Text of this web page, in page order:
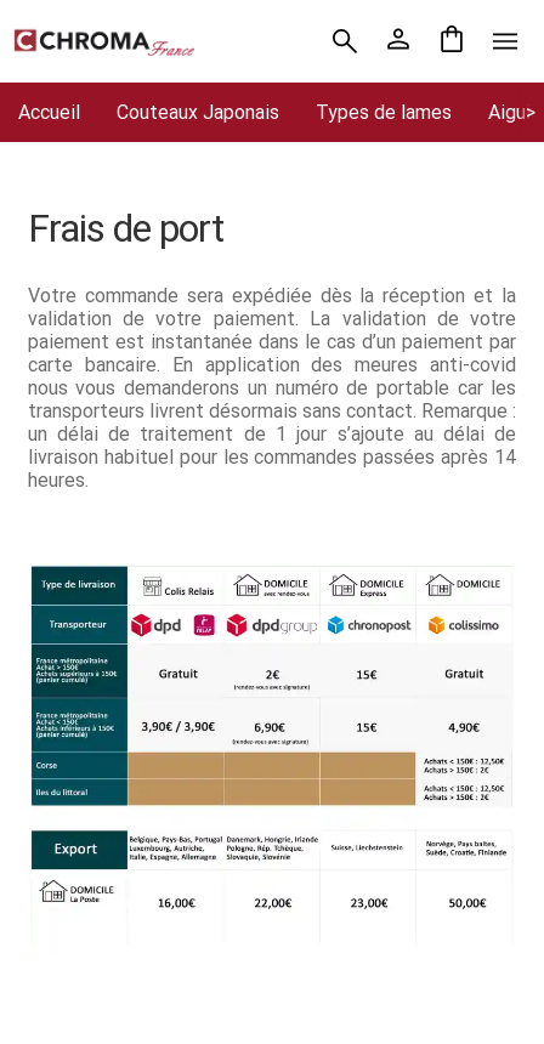
Aller
navigation
Aller
Accueil Couteaux Japonais Types de lames
Chroma France
Commande
Conditions Générales de Vente
Contact
Demande de devis
Expédition le jour même
Hall of Fame
Bocuse d’Or
Ma sélection
Mentions légales
Mon Compte
Partenaires
Frais de port
Votre commande sera expédiée dès la réception et la
validation de votre paiement. La validation de votre
paiement est instantanée dans le cas d’un paiement par
carte bancaire. En application des meures anti-covid
nous vous demanderons un numéro de portable car les
transporteurs livrent désormais sans contact. Remarque :
un délai de traitement de 1 jour s’ajoute au délai de
livraison habituel pour les commandes passées après 14
heures.